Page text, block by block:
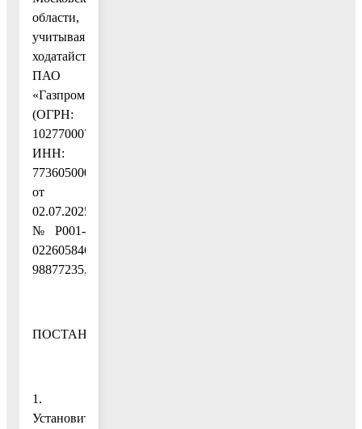
области,
учитывая
ходатайство
ПАО
«Газпром»
(ОГРН:
1027700070518,
ИНН:
7736050003)
от
02.07.2025
№ P001-
0226058464-
98877235,
ПОСТАНОВЛЯЮ:
1.
Установить